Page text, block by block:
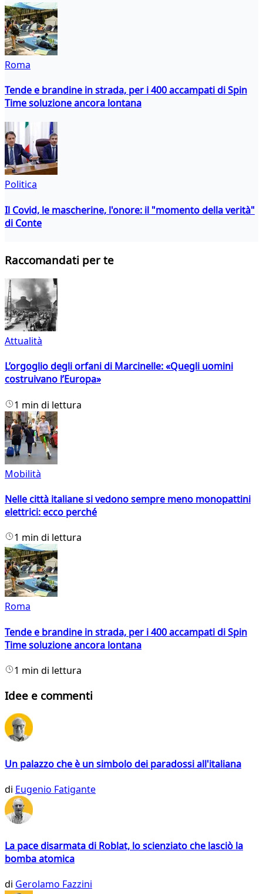
Roma
Tende e brandine in strada, per i 400 accampati di Spin
Time soluzione ancora lontana
Politica
Il Covid, le mascherine, l'onore: il "momento della verità"
di Conte
Raccomandati per te
Attualità
L’orgoglio degli orfani di Marcinelle: «Quegli uomini
costruivano l’Europa»
1 min di lettura
Mobilità
Nelle città italiane si vedono sempre meno monopattini
elettrici: ecco perché
1 min di lettura
Roma
Tende e brandine in strada, per i 400 accampati di Spin
Time soluzione ancora lontana
1 min di lettura
Idee e commenti
Un palazzo che è un simbolo dei paradossi all'italiana
di Eugenio Fatigante
La pace disarmata di Roblat, lo scienziato che lasciò la
bomba atomica
di Gerolamo Fazzini